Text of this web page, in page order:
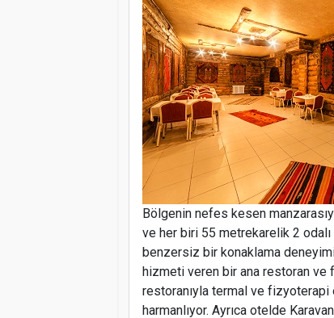
Bölgenin nefes kesen
ve her biri 55 metrekarelik 2
benzersiz bir konaklama
hizmeti veren bir ana restoran ve
restoranıyla termal ve fizyoterapi
harmanlıyor. Ayrıca otelde